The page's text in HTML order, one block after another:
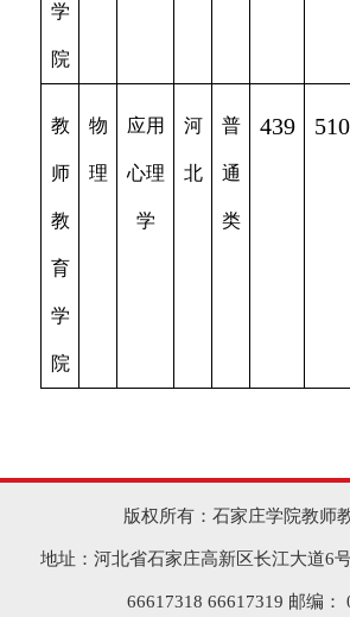
学
院
教
师
教
育
学
院
物
理
应用
心理
学
河
北
普
通
类
439 510
版权所有：石家庄学院教师
地址：河北省石家庄高新区长江大道6
66617318 66617319 邮编：